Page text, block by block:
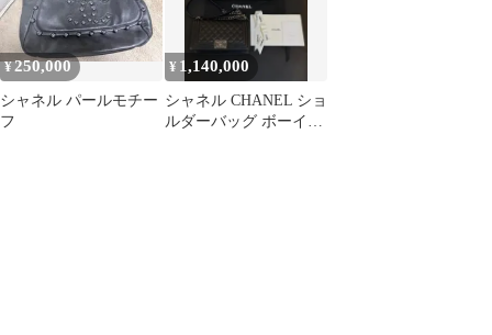
ス ハンドバッグ ショル
ダーバッグ
¥250,000
シャネル パールモチー
フ
¥ 1,140,000
シャネル CHANEL ショ
ルダーバッグ ボーイシ